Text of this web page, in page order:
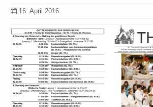
16. April 2016